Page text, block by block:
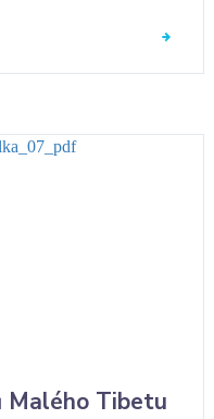
Malého Tibetu